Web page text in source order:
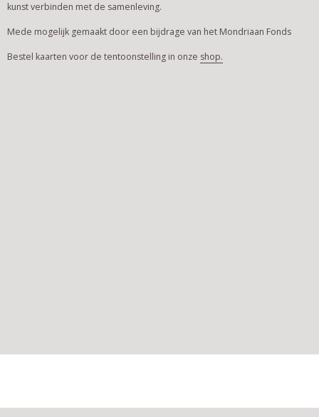
kunst verbinden met de samenleving.
Mede mogelijk gemaakt door een bijdrage van het Mondriaan Fonds
Bestel kaarten voor de tentoonstelling in onze shop.